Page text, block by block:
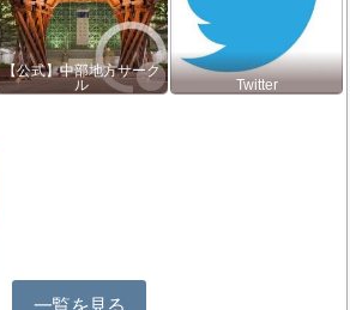
【公式】中部地方サーク
ル
Twitter